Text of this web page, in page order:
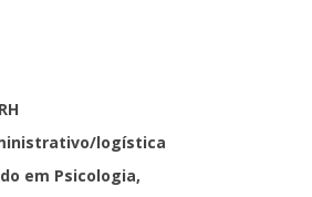
logística
em Psicologia,